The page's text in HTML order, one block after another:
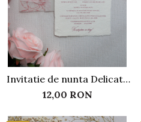
Invitatie de nunta Delicate
peony
12,00 RON